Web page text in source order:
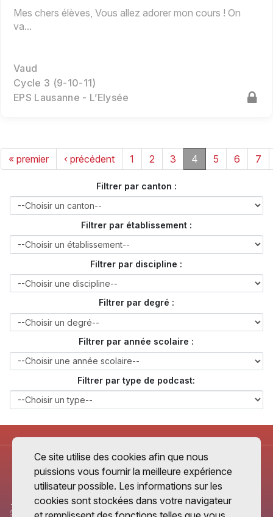
Mes chers élèves, Vous allez adorer mon cours ! On
va...
Vaud
Cycle 3 (9-10-11)
EPS Lausanne - L’Elysée
« premier ‹ précédent 1 2 3 4 5 6 7
Filtrer par canton :
Filtrer par établissement :
Filtrer par discipline :
Filtrer par degré :
Filtrer par année scolaire :
Filtrer par type de podcast:
Ce site utilise des cookies afin que nous
puissions vous fournir la meilleure expérience
utilisateur possible. Les informations sur les
cookies sont stockées dans votre navigateur